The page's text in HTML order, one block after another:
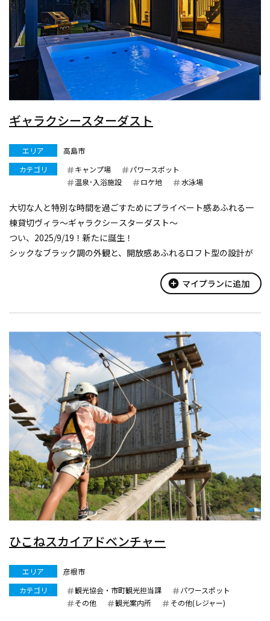
ギャラクシースターダスト
エリア
高島市
カテゴリ
キャンプ場
パワースポット
温泉･入浴施設
ロケ地 水泳場
大切な人と特別な時間を過ごすためにプライベート感あふれる一
棟貸切ヴィラ〜ギャラクシースターダスト〜
つい、2025/9/19！新たに誕生！
シックなブラック調の外観と、開放感あふれるロフト型の設計が
全天候型の屋外エリアには、温水対応のジャグジープールをご用
意。
add_circle マイプランに追加
ひこねスカイアドベンチャー
エリア
彦根市
カテゴリ
観光協会・市町観光担当課
パワースポット
その他
観光案内所 その他(レジャー)